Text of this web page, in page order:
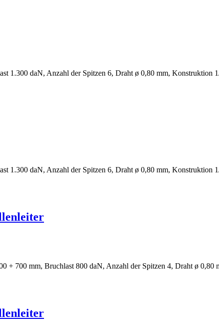
1.300 daN, Anzahl der Spitzen 6, Draht ø 0,80 mm, Konstruktion
1.300 daN, Anzahl der Spitzen 6, Draht ø 0,80 mm, Konstruktion
+ 700 mm, Bruchlast 800 daN, Anzahl der Spitzen 4, Draht ø